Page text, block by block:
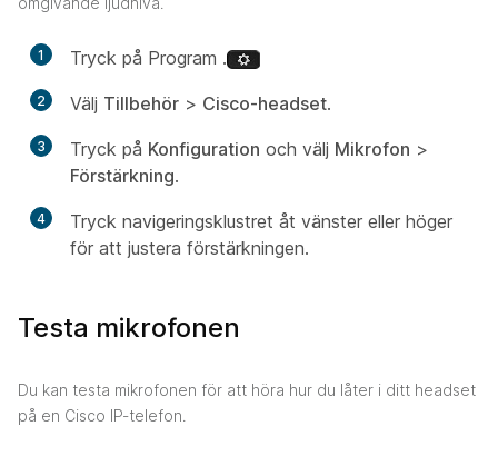
1 Tryck på Program .
2 Välj Tillbehör > Cisco-headset.
3 Tryck på Konfiguration och välj Mikrofon >
Förstärkning.
4
Tryck navigeringsklustret åt vänster eller höger
för att justera förstärkningen.
Testa mikrofonen
Du kan testa mikrofonen för att höra hur du låter i ditt headset
på en Cisco IP-telefon.